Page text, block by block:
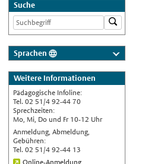
Suche
Sprachen
Nederlands
English
Українська
Türkçe
اللغة العربية
Weitere Informationen
Pädagogische Infoline:
Tel. 02 51/4 92-44 70
Sprechzeiten:
Mo, Mi, Do und Fr 10-12 Uhr
Anmeldung, Abmeldung,
Gebühren:
Tel. 02 51/4 92-44 13